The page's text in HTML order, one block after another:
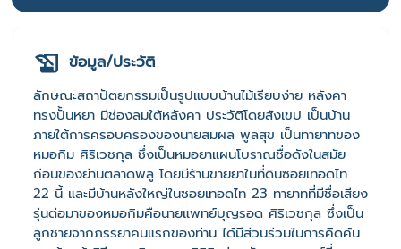
ข้อมูล/ประวัติ
ลักษณะสถาปัตยกรรมเป็นรูปแบบบ้านไม้เรียบง่าย หลังคา
ทรงปั้นหยา มีช่องลมใต้หลังคา ประวัติโดยสังเขป เป็นบ้าน
ภายใต้การครอบครองของนายสมผล พูลสุข เป็นทายาทของ
หมอกิม ศิริเวชกุล ซึ่งเป็นหมอยาแผนโบราณชื่อดังในสมัย
ก่อนของย่านตลาดพลู โดยมีร้านขายยาในที่ดินซอยเทอดไท
22 นี้ และมีบ้านหลังใหญ่ในซอยเทอดไท 23 ทายาทที่มีชื่อเสียง
รุ่นต่อมาของหมอกิมคือนายแพทย์บุญรอด ศิริเวชกุล ซึ่งเป็น
ลูกชายจากภรรยาคนแรกของท่าน ได้มีส่วนร่วมในการคิดค้น